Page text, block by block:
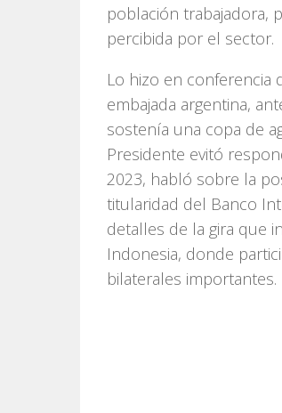
población trabajadora,
percibida por el sector.
Lo hizo en conferencia
embajada argentina,
sostenía una copa de
Presidente evitó
2023, habló sobre la
titularidad del Banco
detalles de la gira que
Indonesia, donde
bilaterales importantes.